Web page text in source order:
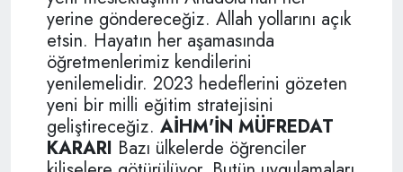
yerine göndereceğiz. Allah yollarını açık
etsin. Hayatın her aşamasında
öğretmenlerimiz kendilerini
yenilemelidir. 2023 hedeflerini gözeten
yeni bir milli eğitim stratejisini
geliştireceğiz. AİHM'İN MÜFREDAT
KARARI Bazı ülkelerde öğrenciler